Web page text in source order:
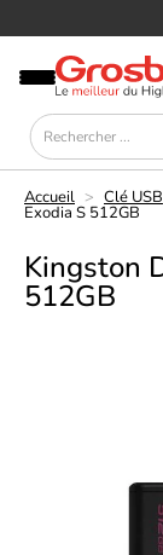
Accueil > Clé USB
Exodia S 512GB
Kingston
512GB